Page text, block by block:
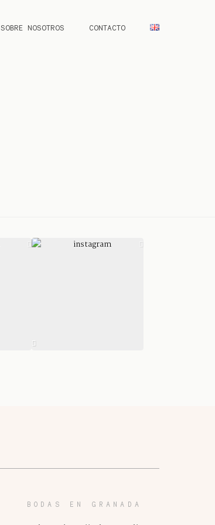
SOBRE NOSOTROS CONTACTO
BODAS EN GRANADA